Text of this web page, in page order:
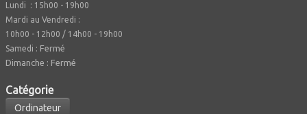
Lundi : 15h00 - 19h00
Mardi au Vendredi :
10h00 - 12h00 / 14h00 - 19h00
Samedi : Fermé
Dimanche : Fermé
Catégorie
Ordinateur